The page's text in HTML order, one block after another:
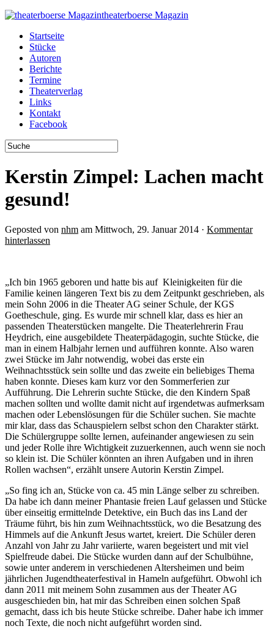
theaterboerse Magazin
Startseite
Stücke
Autoren
Berichte
Termine
Theaterverlag
Links
Kontakt
Facebook
Kerstin Zimpel: Lachen macht
gesund!
Geposted von nhm am Mittwoch, 29. Januar 2014 · Kommentar
hinterlassen
„Ich bin 1965 geboren und hatte bis auf Kleinigkeiten für die
Familie keinen längeren Text bis zu dem Zeitpunkt geschrieben, als
mein Sohn 2006 in die Theater AG seiner Schule, der KGS
Goetheschule, ging. Es wurde mir schnell klar, dass es hier an
passenden Theaterstücken mangelte. Die Theaterlehrerin Frau
Heydrich, eine ausgebildete Theaterpädagogin, suchte Stücke, die
man in einem Halbjahr lernen und aufführen konnte. Also waren
zwei Stücke im Jahr notwendig, wobei das erste ein
Weihnachtsstück sein sollte und das zweite ein beliebiges Thema
haben konnte. Dieses kam kurz vor den Sommerferien zur
Aufführung. Die Lehrerin suchte Stücke, die den Kindern Spaß
machen sollten und wollte damit nicht auf irgendetwas aufmerksam
machen oder Lebenslösungen für die Schüler suchen. Sie machte
mir klar, dass das Schauspielern selbst schon den Charakter stärkt.
Die Schülergruppe sollte lernen, aufeinander angewiesen zu sein
und jeder Rolle ihre Wichtigkeit zuzuerkennen, auch wenn sie noch
so klein ist. Die Schüler könnten an ihren Aufgaben und in ihren
Rollen wachsen“, erzählt unsere Autorin Kerstin Zimpel.
„So fing ich an, Stücke von ca. 45 min Länge selber zu schreiben.
Da habe ich dann meiner Phantasie freien Lauf gelassen und Stücke
über einseitig ermittelnde Detektive, ein Buch das ins Land der
Träume führt, bis hin zum Weihnachtsstück, wo die Besatzung des
Himmels auf die Ankunft Jesus wartet, kreiert. Die Schüler deren
Anzahl von Jahr zu Jahr variierte, waren begeistert und mit viel
Spielfreude dabei. Die Stücke wurden dann auf der Schulbühne,
sowie unter anderem in verschiedenen Altersheimen und beim
jährlichen Jugendtheaterfestival in Hameln aufgeführt. Obwohl ich
dann 2011 mit meinem Sohn zusammen aus der Theater AG
ausgeschieden bin, hat mir das Schreiben einen solchen Spaß
gemacht, dass ich bis heute Stücke schreibe. Daher habe ich immer
noch Texte, die noch nicht aufgeführt worden sind.